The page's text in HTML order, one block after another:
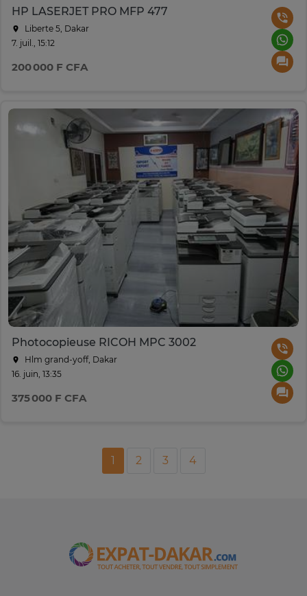
HP LASERJET PRO MFP 477
Liberte 5, Dakar
7. juil., 15:12
200 000 F CFA
Photocopieuse RICOH MPC 3002
Hlm grand-yoff, Dakar
16. juin, 13:35
375 000 F CFA
1 2 3 4